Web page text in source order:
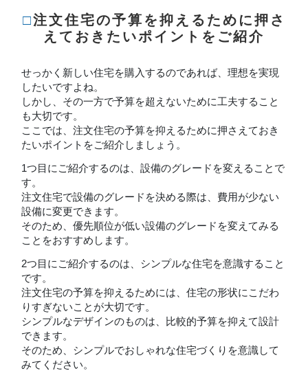
□注文住宅の予算を抑えるために押さ
えておきたいポイントをご紹介
せっかく新しい住宅を購入するのであれば、理想を実現
したいですよね。
しかし、その一方で予算を超えないために工夫すること
も大切です。
ここでは、注文住宅の予算を抑えるために押さえておき
たいポイントをご紹介しましょう。
1つ目にご紹介するのは、設備のグレードを変えることで
す。
注文住宅で設備のグレードを決める際は、費用が少ない
設備に変更できます。
そのため、優先順位が低い設備のグレードを変えてみる
ことをおすすめします。
2つ目にご紹介するのは、シンプルな住宅を意識すること
です。
注文住宅の予算を抑えるためには、住宅の形状にこだわ
りすぎないことが大切です。
シンプルなデザインのものは、比較的予算を抑えて設計
できます。
そのため、シンプルでおしゃれな住宅づくりを意識して
みてください。